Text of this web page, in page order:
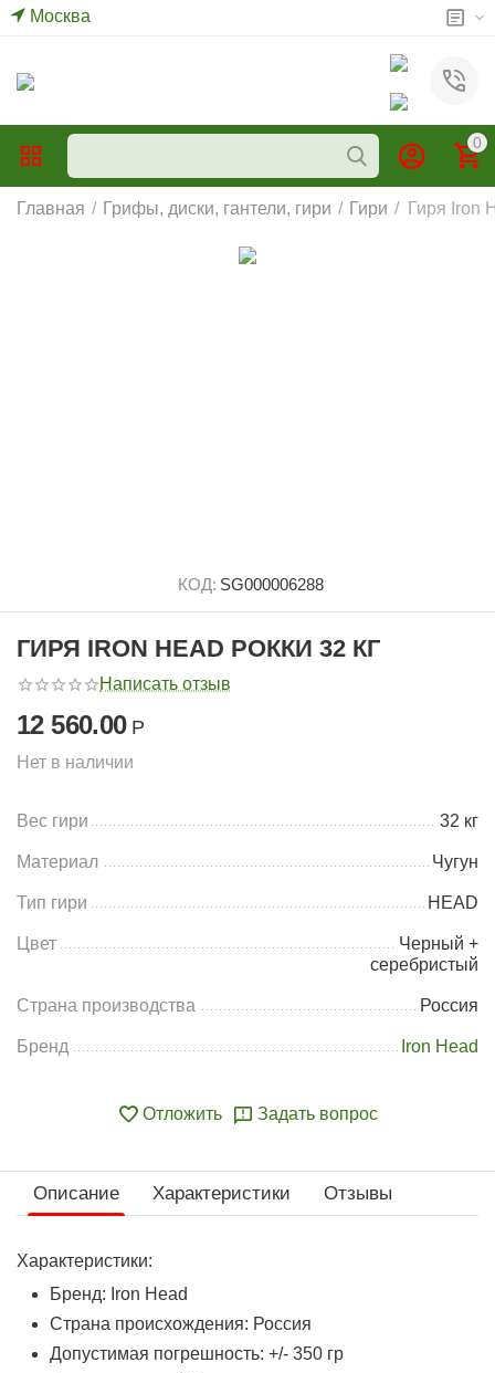
Москва
0
Главная / Грифы, диски, гантели, гири / Гири / Гиря Iron
КОД: SG000006288
ГИРЯ IRON HEAD РОККИ 32 КГ
Написать отзыв
12 560.00 Р
Нет в наличии
Вес гири 32 кг
Материал Чугун
Тип гири HEAD
Цвет
Черный +
серебристый
Страна производства Россия
Бренд Iron Head
Отложить Задать вопрос
Описание Характеристики Отзывы
Характеристики:
Бренд: Iron Head
Страна происхождения: Россия
Допустимая погрешность: +/- 350 гр